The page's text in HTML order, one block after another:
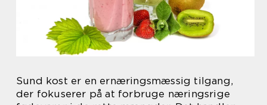
Sund kost er en ernæringsmæssig tilgang,
der fokuserer på at forbruge næringsrige